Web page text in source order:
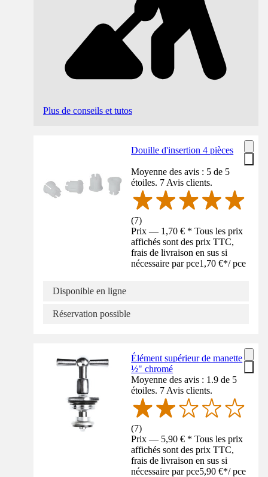
Plus de conseils et tutos
Douille d'insertion 4 pièces
Moyenne des avis : 5 de 5
étoiles. 7 Avis clients.
(7)
Prix — 1,70 € * Tous les prix
affichés sont des prix TTC,
frais de livraison en sus si
nécessaire par pce1,70 €*/ pce
Disponible en ligne
Réservation possible
Élément supérieur de manette
½" chromé
Moyenne des avis : 1.9 de 5
étoiles. 7 Avis clients.
(7)
Prix — 5,90 € * Tous les prix
affichés sont des prix TTC,
frais de livraison en sus si
nécessaire par pce5,90 €*/ pce